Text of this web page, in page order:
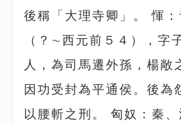
後稱「大理寺卿」。 惲：
（？∼西元前５４），字
人，為司馬遷外孫，楊敞
因功受封為平通侯。後為
以腰斬之刑。 匈奴：秦